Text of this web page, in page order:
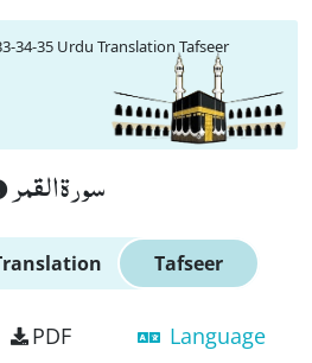
34-35 Urdu Translation Tafseer
سورة القمر
Tafseer
PDF Language